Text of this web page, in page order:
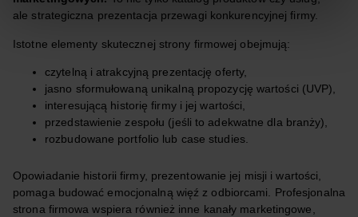
ale strategiczna prezentacja przewagi konkurencyjnej firmy.
Istotne elementy skutecznej strony firmowej obejmują:
czytelną i atrakcyjną prezentację oferty,
jasno sformułowaną unikalną propozycję wartości (UVP),
interesującą historię firmy i jej wartości,
przedstawienie zespołu (jeśli to adekwatne dla branży),
rozbudowane portfolio lub case studies.
Opowiadanie historii firmy, prezentowanie jej misji i wartości,
pomaga budować emocjonalną więź z odbiorcami. Profesjonalna
strona firmowa wspiera również inne kanały marketingowe,